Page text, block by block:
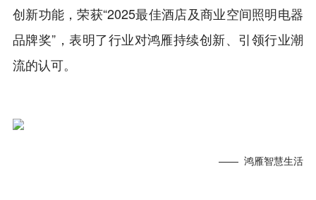
创新功能，荣获“2025最佳酒店及商业空间照明电器
品牌奖”，表明了行业对鸿雁持续创新、引领行业潮
流的认可。
—— 鸿雁智慧生活